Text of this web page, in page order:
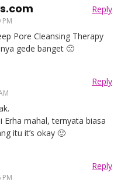
Reply
Pore Cleansing Therapy
gede banget 🙁
Reply
Erha mahal, ternyata biasa
itu it’s okay 🙂
Reply